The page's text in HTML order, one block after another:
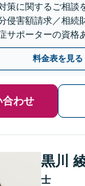
策に関するご相談
侵害額請求／相続
サポーターの資格
当日・夜間相談可
料金表を見る
合わせ
黒川
士